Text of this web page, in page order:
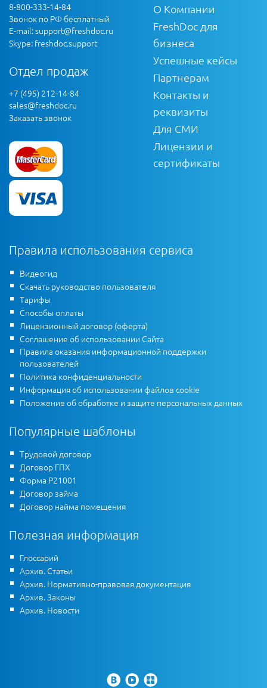
8-800-333-14-84
Звонок по РФ бесплатный
E-mail:support@freshdoc.ru
Skype: freshdoc.support
Отдел продаж
+7 (495) 212-14-84
sales@freshdoc.ru
Заказать звонок
О Компании
FreshDoc для
бизнеса
Успешные кейсы
Партнерам
Контакты и
реквизиты
Для СМИ
Лицензии и
сертификаты
Правила использования сервиса
Видеогид
Скачать руководство пользователя
Тарифы
Способы оплаты
Лицензионный договор (оферта)
Соглашение об использовании Сайта
Правила оказания информационной поддержки
пользователей
Политика конфиденциальности
Информация об использовании файлов cookie
Положение об обработке и защите персональных данных
Популярные шаблоны
Трудовой договор
Договор ГПХ
Форма Р21001
Договор займа
Договор найма помещения
Полезная информация
Глоссарий
Архив. Статьи
Архив. Нормативно-правовая документация
Архив. Законы
Архив. Новости